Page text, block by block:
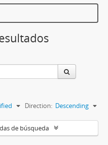
Direction: Descending
de búsqueda